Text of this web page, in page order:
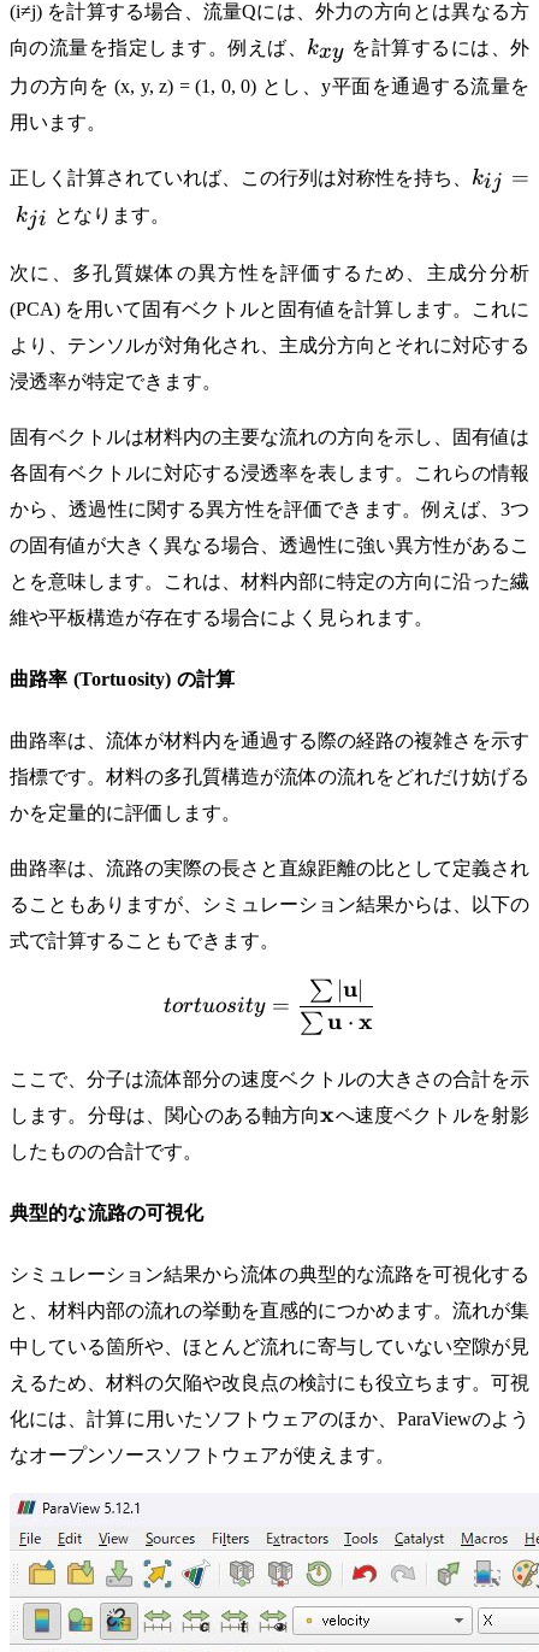
(i≠j) を計算する場合、流量Qには、外力の方向とは異なる方
向の流量を指定します。例えば、 k_{xy}
kxy を計算するには、外
力の方向を (x, y, z) = (1, 0, 0) とし、y平面を通過する流量を
用います。
正しく計算されていれば、この行列は対称性を持ち、 k_{ij}
kij =
kji となります。
次に、多孔質媒体の異方性を評価するため、主成分分析
(PCA) を用いて固有ベクトルと固有値を計算します。これに
より、テンソルが対角化され、主成分方向とそれに対応する
浸透率が特定できます。
固有ベクトルは材料内の主要な流れの方向を示し、固有値は
各固有ベクトルに対応する浸透率を表します。これらの情報
から、透過性に関する異方性を評価できます。例えば、3つ
の固有値が大きく異なる場合、透過性に強い異方性があるこ
とを意味します。これは、材料内部に特定の方向に沿った繊
維や平板構造が存在する場合によく見られます。
曲路率 (Tortuosity) の計算
曲路率は、流体が材料内を通過する際の経路の複雑さを示す
指標です。材料の多孔質構造が流体の流れをどれだけ妨げる
かを定量的に評価します。
曲路率は、流路の実際の長さと直線距離の比として定義され
ることもありますが、シミュレーション結果からは、以下の
式で計算することもできます。
tortuosity =
tortuosity =
∑u ⋅ x
∑ ∣u
ここで、分子は流体部分の速度ベクトルの大きさの合計を示
します。分母は、関心のある軸方向\mathbf{x}
xへ速度ベクトルを射影
したものの合計です。
典型的な流路の可視化
シミュレーション結果から流体の典型的な流路を可視化する
と、材料内部の流れの挙動を直感的につかめます。流れが集
中している箇所や、ほとんど流れに寄与していない空隙が見
えるため、材料の欠陥や改良点の検討にも役立ちます。可視
化には、計算に用いたソフトウェアのほか、ParaViewのよう
なオープンソースソフトウェアが使えます。